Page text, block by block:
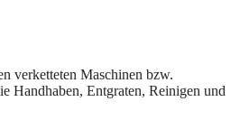
verketteten Maschinen bzw.
Handhaben, Entgraten, Reinigen und